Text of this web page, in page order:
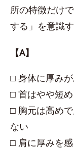
所の特徴だけ
する」を意識
【A】
□ 身体に厚み
□ 首はやや短め
□ 胸元は高め
ない
□ 肩に厚みを